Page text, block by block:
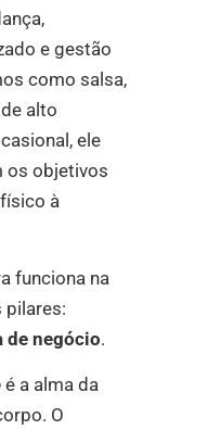
e gestão
como salsa,
alto
ele
os objetivos
à
funciona na
pilares:
de negócio.
é a alma da
O